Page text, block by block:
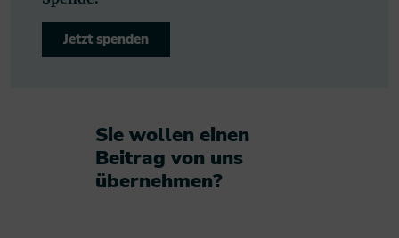
Jetzt spenden
Sie wollen einen
Beitrag von uns
übernehmen?​